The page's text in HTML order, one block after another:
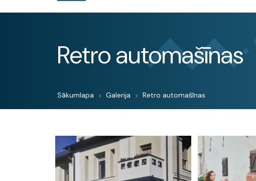
Retro automašīnas
Sākumlapa Galerija Retro automašīnas